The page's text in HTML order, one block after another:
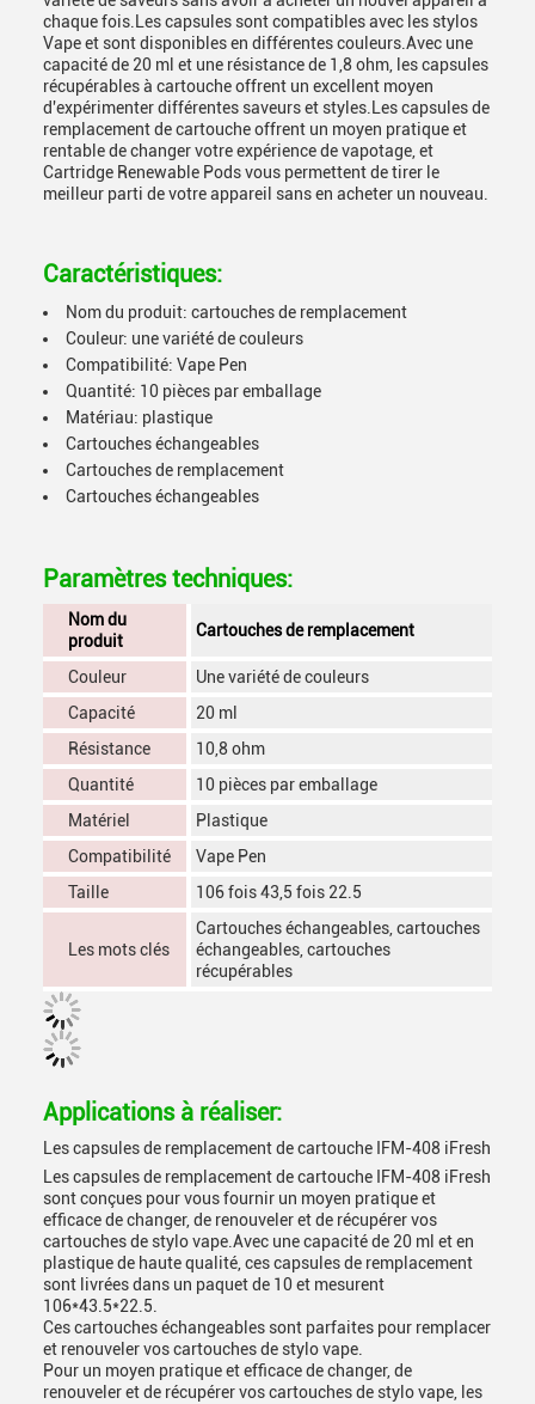
chaque fois.Les capsules sont compatibles avec les stylos
Vape et sont disponibles en différentes couleurs.Avec une
capacité de 20 ml et une résistance de 1,8 ohm, les capsules
récupérables à cartouche offrent un excellent moyen
d'expérimenter différentes saveurs et styles.Les capsules de
remplacement de cartouche offrent un moyen pratique et
rentable de changer votre expérience de vapotage, et
Cartridge Renewable Pods vous permettent de tirer le
meilleur parti de votre appareil sans en acheter un nouveau.
Caractéristiques:
Nom du produit: cartouches de remplacement
Couleur: une variété de couleurs
Compatibilité: Vape Pen
Quantité: 10 pièces par emballage
Matériau: plastique
Cartouches échangeables
Cartouches de remplacement
Cartouches échangeables
Paramètres techniques:
Nom du
produit
Cartouches de remplacement
Couleur
Une variété de couleurs
Capacité
20 ml
Résistance
10,8 ohm
Quantité
10 pièces par emballage
Matériel
Plastique
Compatibilité
Vape Pen
Taille
106 fois 43,5 fois 22.5
Les mots clés
Cartouches échangeables, cartouches
échangeables, cartouches
récupérables
Applications à réaliser:
Les capsules de remplacement de cartouche IFM-408 iFresh
Les capsules de remplacement de cartouche IFM-408 iFresh
sont conçues pour vous fournir un moyen pratique et
efficace de changer, de renouveler et de récupérer vos
cartouches de stylo vape.Avec une capacité de 20 ml et en
plastique de haute qualité, ces capsules de remplacement
sont livrées dans un paquet de 10 et mesurent
106*43.5*22.5.
Ces cartouches échangeables sont parfaites pour remplacer
et renouveler vos cartouches de stylo vape.
Pour un moyen pratique et efficace de changer, de
renouveler et de récupérer vos cartouches de stylo vape, les